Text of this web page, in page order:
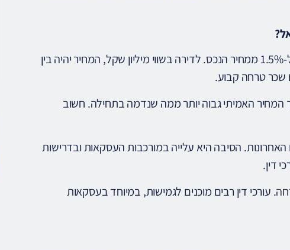
שיעור עמלת עורך דין מכירת דירה נע בין 0.5% ל-1.5% ממחיר הנכס. לדירה בשווי מיליון שקל, המחיר יהיה בין
המחיר האמיתי גבוה יותר ממה שנדמה בתחילה. חשוב
האחרונות. הסיבה היא עלייה במורכבות העסקאות ובדרישות
דין.
. עורכי דין רבים מוכנים לגמישות, במיוחד בעסקאות